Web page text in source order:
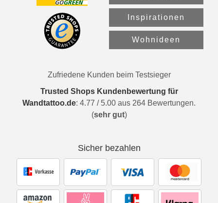
Inspirationen
Wohnideen
Zufriedene Kunden beim Testsieger
Trusted Shops Kundenbewertung für
Wandtattoo.de: 4.77 / 5.00 aus 264 Bewertungen.
(sehr gut)
Sicher bezahlen